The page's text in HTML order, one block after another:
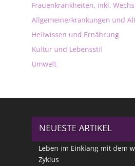
Frauenkrankheiten, inkl.
Allgemeinerkrankungen und
Heilwissen und Ernährung
Kultur und Lebensstil
Umwelt
NEUESTE ARTIKEL
Leben im Einklang mit dem
Zyklus